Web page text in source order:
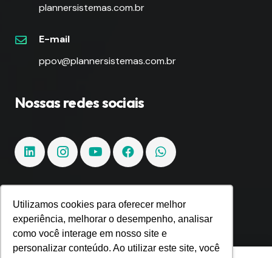
Utilizamos cookies para oferecer melhor
experiência, melhorar o desempenho, analisar
como você interage em nosso site e
personalizar conteúdo. Ao utilizar este site, você
plannersistemas.com.br
E-mail
ppov@plannersistemas.com.br
Nossas redes sociais
Fique por dentro!
Inscreva-se e fique por dentro de todas as